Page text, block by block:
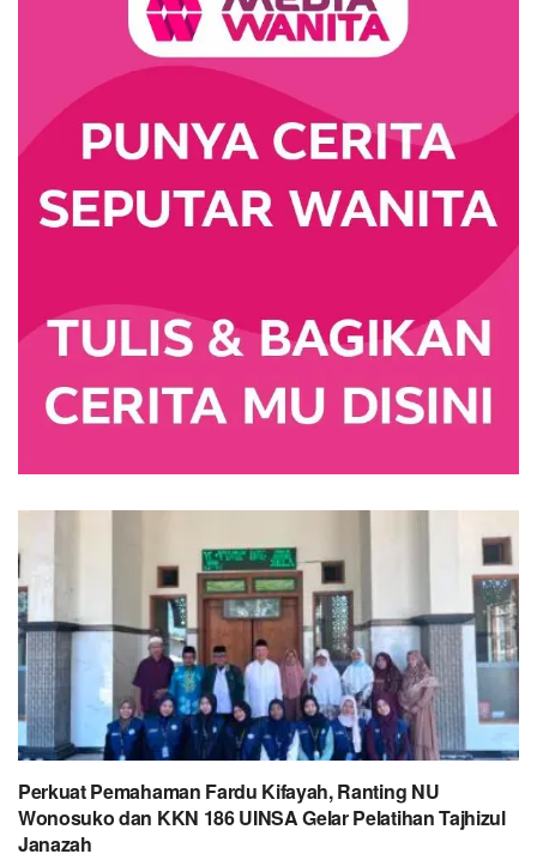
Perkuat Pemahaman Fardu Kifayah, Ranting NU
Wonosuko dan KKN 186 UINSA Gelar Pelatihan Tajhizul
Janazah